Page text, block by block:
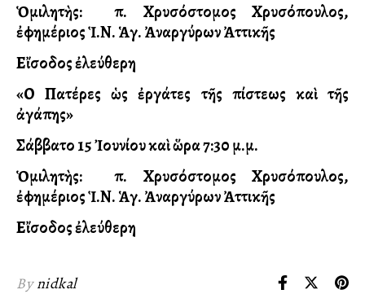
Ὁμιλητὴς: π. Χρυσόστομος Χρυσόπουλος,
ἐφημέριος Ἱ.Ν. Ἁγ. Ἀναργύρων Ἀττικῆς
Εἴσοδος ἐλεύθερη
«Οἱ Πατέρες ὡς ἐργάτες τῆς πίστεως καὶ τῆς
ἀγάπης»
Σάββατο 15 Ἰουνίου καὶ ὥρα 7:30 μ.μ.
Ὁμιλητὴς: π. Χρυσόστομος Χρυσόπουλος,
ἐφημέριος Ἱ.Ν. Ἁγ. Ἀναργύρων Ἀττικῆς
Εἴσοδος ἐλεύθερη
Bynidkal